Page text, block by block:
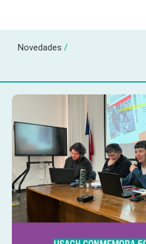
Novedades /